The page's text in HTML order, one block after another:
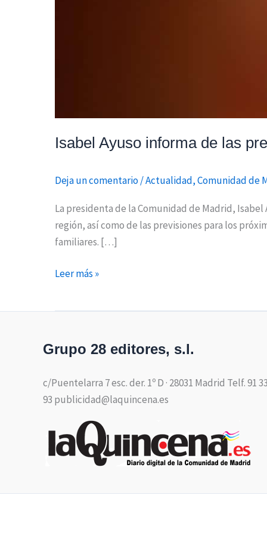
Isabel Ayuso informa de las
Deja un comentario/Actualidad,Comunidad de
La presidenta de la Comunidad de Madrid,
región, así como de las previsiones para los
familiares. […]
Leer más »
Grupo 28 editores, s.l.
c/Puentelarra 7 esc. der. 1º D · 28031 Madrid Telf. 91
93 publicidad@laquincena.es